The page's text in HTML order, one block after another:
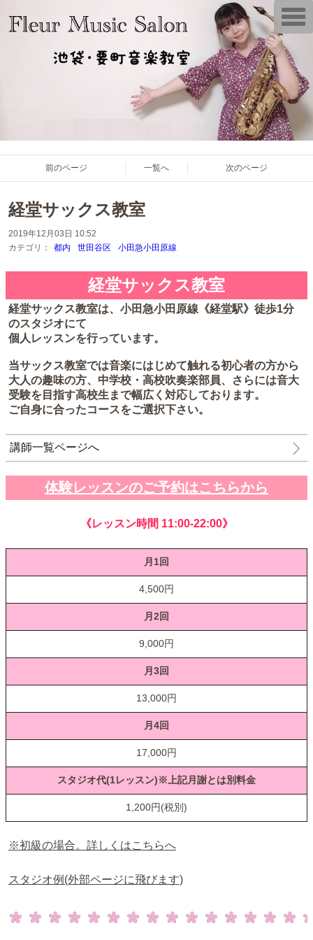
前のページ 一覧へ 次のページ
経堂サックス教室
2019年12月03日 10:52
カテゴリ：
都内 世田谷区 小田急小田原線
経堂サックス教室
経堂サックス教室は、小田急小田原線《経堂駅》徒歩1分
のスタジオにて
個人レッスンを行っています。
当サックス教室では音楽にはじめて触れる初心者の方から
大人の趣味の方、中学校・高校吹奏楽部員、さらには音大
受験を目指す高校生まで幅広く対応しております。
ご自身に合ったコースをご選択下さい。
講師一覧ページへ
体験レッスンのご予約はこちらから
《レッスン時間 11:00-22:00》
月1回
4,500円
月2回
9,000円
月3回
13,000円
月4回
17,000円
スタジオ代(1レッスン)※上記月謝とは別料金
1,200円(税別)
※初級の場合。詳しくはこちらへ
スタジオ例(外部ページに飛びます)
T
o
g
e
n
v
i
t